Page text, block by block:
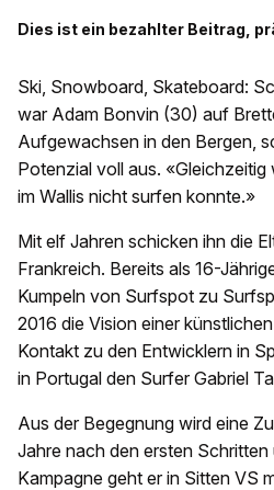
Dies ist ein bezahlter Beitrag,
Ski, Snowboard, Skateboard:
war Adam Bonvin (30) auf
Aufgewachsen in den Bergen,
Potenzial voll aus.
im Wallis nicht surfen konnte.»
Mit elf Jahren schicken ihn die
Frankreich. Bereits als 16-
Kumpeln von Surfspot zu
2016 die Vision einer
Kontakt zu den Entwicklern in
in Portugal den Surfer Gabriel
Aus der Begegnung wird eine
Jahre nach den ersten
Kampagne geht er in Sitten VS